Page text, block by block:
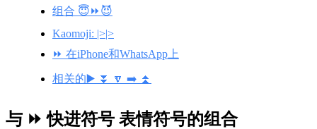
组合 😇⏩😈
Kaomoji: |>|>
⏩ 在iPhone和WhatsApp上
相关的▶️ ⏬ 🔽 ➡️ ⏫
与 ⏩ 快进符号 表情符号的组合